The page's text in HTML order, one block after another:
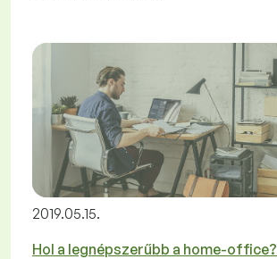
2019.05.15.
Hol a legnépszerűbb a home-office?